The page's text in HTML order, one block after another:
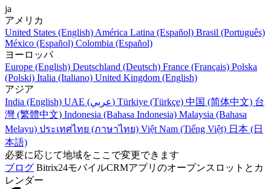
ja
アメリカ
United States (English) América Latina (Español) Brasil (Português)
México (Español) Colombia (Español)
ヨーロッパ
Europe (English) Deutschland (Deutsch) France (Français) Polska
(Polski) Italia (Italiano) United Kingdom (English)
アジア
India (English)
UAE (عربي) Türkiye (Türkçe) 中国 (简体中文) 台
灣 (繁體中文) Indonesia (Bahasa Indonesia) Malaysia (Bahasa
Melayu) ประเทศไทย (ภาษาไทย) Việt Nam (Tiếng Việt) 日本 (日
本語)
必要に応じて地域をここで変更できます
ブログ Bitrix24モバイルCRMアプリのオープンスロットとカ
レンダー